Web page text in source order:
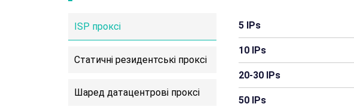
ISP проксі
Статичні резидентські проксі
Шаред датацентрові проксі
5 IPs
10 IPs
20-30 IPs
50 IPs